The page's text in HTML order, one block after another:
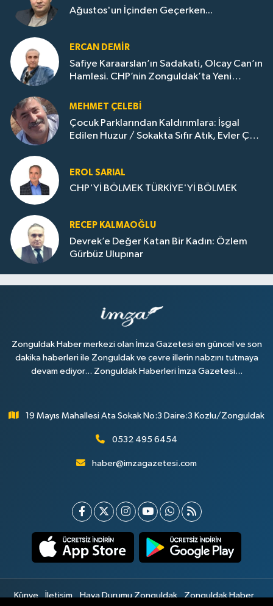
Ağustos'un İçinden Geçerken...
ERCAN DEMIR
Safiye Karaarslan’ın Sadakati, Olcay Can’ın
Hamlesi. CHP’nin Zonguldak’ta Yeni
MEHMET ÇELEBI
Çocuk Parklarından Kaldırımlara: İşgal
Edilen Huzur / Sokakta Sıfır Atık, Evler Çöp
EROL SARIAL
CHP'Yİ BÖLMEK TÜRKİYE'Yİ BÖLMEK
RECEP KALMAOĞLU
Devrek’e Değer Katan Bir Kadın: Özlem
Gürbüz Ulupınar
Zonguldak Haber merkezi olan İmza Gazetesi en güncel ve son
dakika haberleri ile Zonguldak ve çevre illerin nabzını tutmaya
devam ediyor... Zonguldak Haberleri İmza Gazetesi...
19 Mayıs Mahallesi Ata Sokak No:3 Daire:3 Kozlu/Zonguldak
0532 495 6454
haber@imzagazetesi.com
Künye İletişim Hava Durumu Zonguldak
Zonguldak Haber